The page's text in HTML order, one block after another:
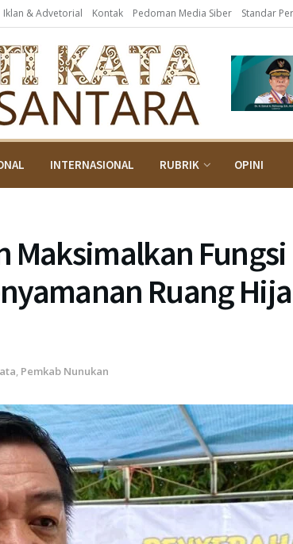
Iklan & Advetorial Kontak Pedoman Media Siber Standar
INTERNASIONAL RUBRIK OPINI
Maksimalkan Fungsi
Ruang
, Pemkab Nunukan